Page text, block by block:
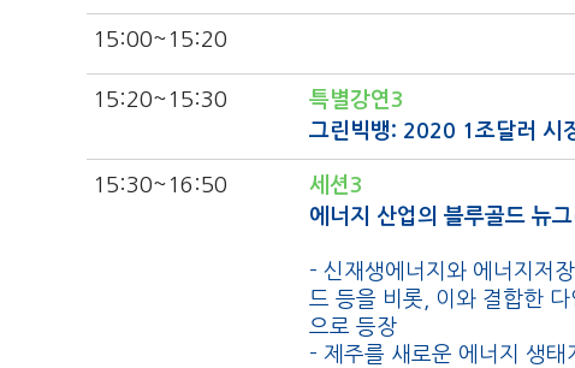
15:00~15:20
15:20~15:30
특별강연3
그린빅뱅: 2020 1조달러 시
15:30~16:50
세션3
에너지 산업의 블루골드 뉴
- 신재생에너지와 에너지저
드 등을 비롯, 이와 결합한
으로 등장
- 제주를 새로운 에너지 생